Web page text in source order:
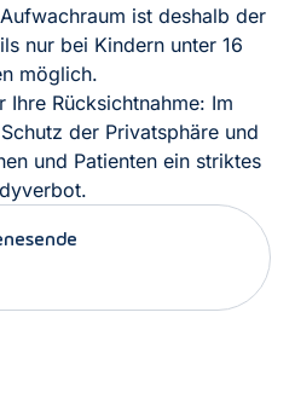
ist deshalb der
nur bei Kindern unter 16
möglich.
Ihre Rücksichtnahme: Im
der Privatsphäre und
und Patienten ein striktes